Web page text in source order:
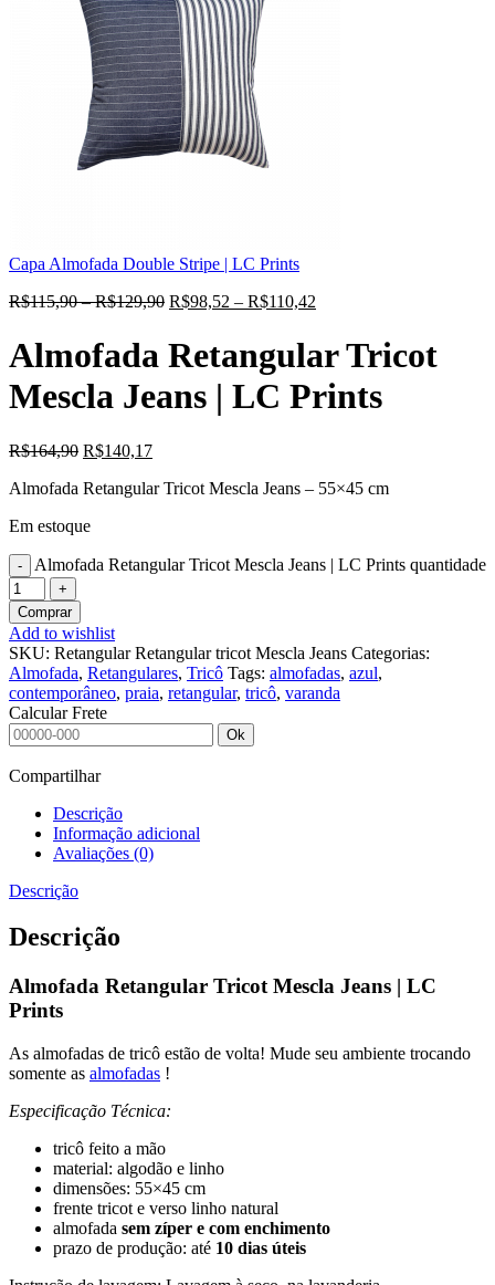
Capa Almofada Double Stripe | LC Prints
R$115,90–R$129,90 R$98,52 – R$110,42
Almofada Retangular Tricot
Mescla Jeans | LC Prints
R$164,90 R$140,17
Almofada Retangular Tricot Mescla Jeans – 55×45 cm
Em estoque
Almofada Retangular Tricot Mescla Jeans | LC Prints quantidade
Comprar
Add to wishlist
SKU: Retangular Retangular tricot Mescla Jeans Categorias:
Almofada, Retangulares, Tricô Tags: almofadas, azul,
contemporâneo, praia, retangular, tricô, varanda
Calcular Frete
Ok
Compartilhar
Descrição
Informação adicional
Avaliações (0)
Descrição
Descrição
Almofada Retangular Tricot Mescla Jeans | LC
Prints
As almofadas de tricô estão de volta! Mude seu ambiente trocando
somente as almofadas !
Especificação Técnica:
tricô feito a mão
material: algodão e linho
dimensões: 55×45 cm
frente tricot e verso linho natural
almofada sem zíper e com enchimento
prazo de produção: até 10 dias úteis